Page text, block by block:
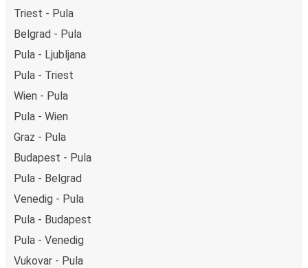
Triest - Pula
Belgrad - Pula
Pula - Ljubljana
Pula - Triest
Wien - Pula
Pula - Wien
Graz - Pula
Budapest - Pula
Pula - Belgrad
Venedig - Pula
Pula - Budapest
Pula - Venedig
Vukovar - Pula